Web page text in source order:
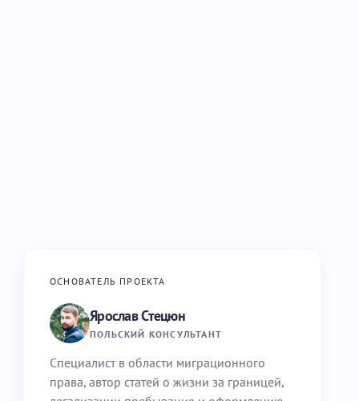
ОСНОВАТЕЛЬ ПРОЕКТА
Ярослав Стецюн
ПОЛЬСКИЙ КОНСУЛЬТАНТ
Специалист в области миграционного
права, автор статей о жизни за границей,